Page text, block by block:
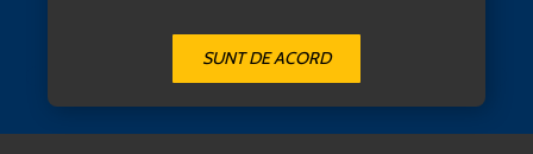
SUNT DE ACORD